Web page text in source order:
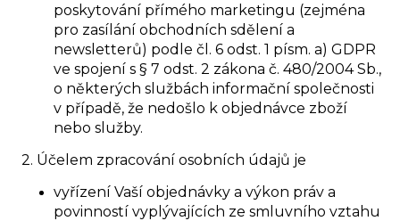
poskytování přímého marketingu (zejména
pro zasílání obchodních sdělení a
newsletterů) podle čl. 6 odst. 1 písm. a) GDPR
ve spojení s § 7 odst. 2 zákona č. 480/2004 Sb.,
o některých službách informační společnosti
v případě, že nedošlo k objednávce zboží
nebo služby.
2. Účelem zpracování osobních údajů je
vyřízení Vaší objednávky a výkon práv a
povinností vyplývajících ze smluvního vztahu